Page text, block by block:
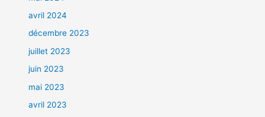
avril 2024
décembre 2023
juillet 2023
juin 2023
mai 2023
avril 2023